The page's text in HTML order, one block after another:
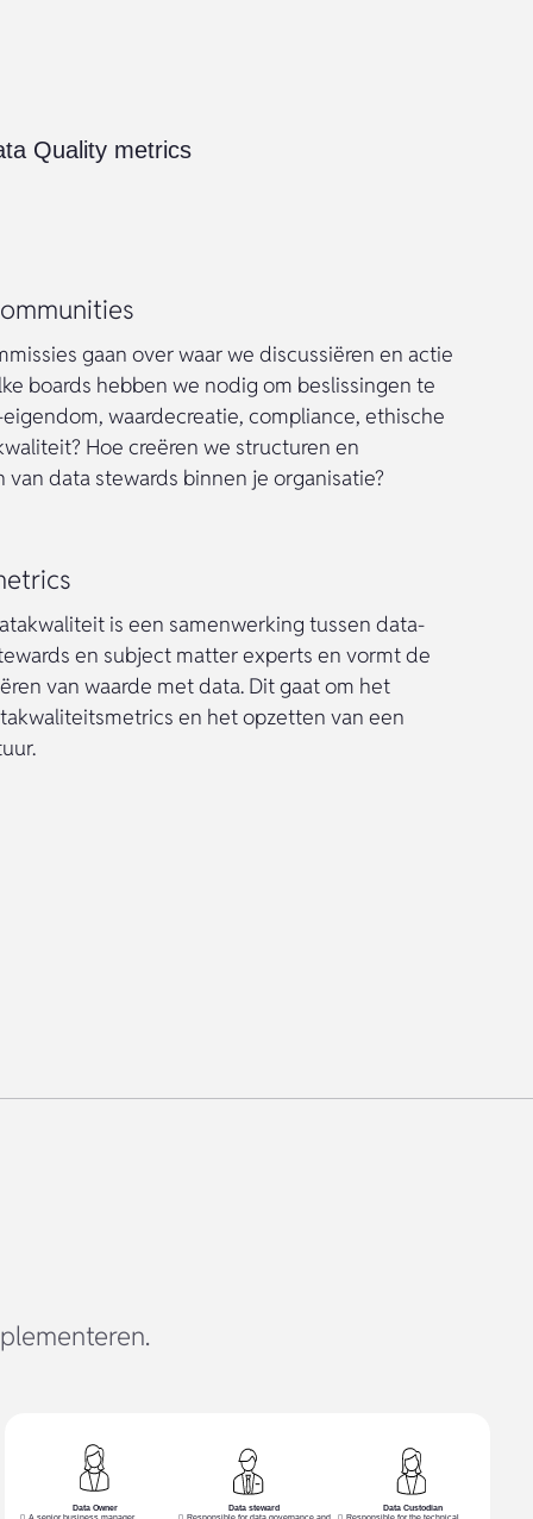
gaan over waar we discussiëren en actie
boards hebben we nodig om beslissingen te
waardecreatie, compliance, ethische
Hoe creëren we structuren en
data stewards binnen je organisatie?
is een samenwerking tussen data-
en subject matter experts en vormt de
van waarde met data. Dit gaat om het
en het opzetten van een